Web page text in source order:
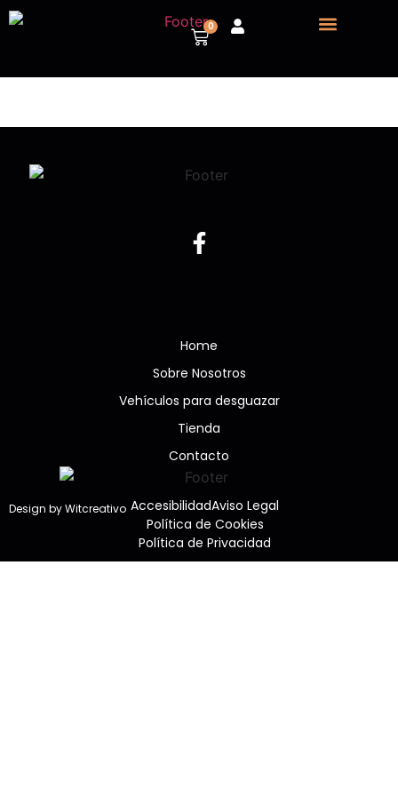
0
Home
Sobre Nosotros
Vehículos para desguazar
Tienda
Contacto
Design by Witcreativo AccesibilidadAviso Legal
Política de Cookies
Política de Privacidad